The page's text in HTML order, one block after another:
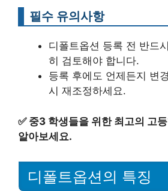
필수 유의사항
디폴트옵션 등록 전 반드
히 검토해야 합니다.
등록 후에도 언제든지 변
시 재조정하세요.
✅ 중3 학생들을 위한 최고의 고
알아보세요.
디폴트옵션의 특징